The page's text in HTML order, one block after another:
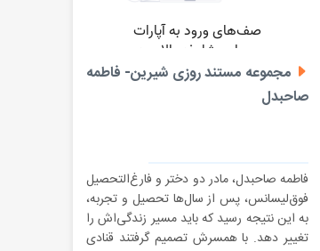
مجموعه مستند روزی شیرین- فاطمه
صاحبدل
فاطمه صاحبدل، مادر دو دختر و فارغ‌التحصیل
فوق‌لیسانس، پس از سال‌ها تحصیل و تجربه،
به این نتیجه رسید که باید مسیر زندگی‌اش را
تغییر دهد. با همسرش تصمیم گرفتند قنادی